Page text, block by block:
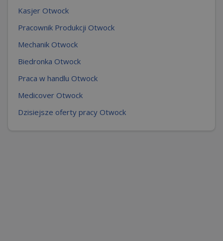
Kasjer Otwock
Pracownik Produkcji Otwock
Mechanik Otwock
Biedronka Otwock
Praca w handlu Otwock
Medicover Otwock
Dzisiejsze oferty pracy Otwock